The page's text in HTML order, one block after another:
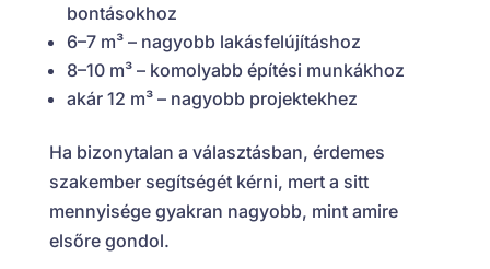
bontásokhoz
6–7 m³ – nagyobb lakásfelújításhoz
8–10 m³ – komolyabb építési munkákhoz
akár 12 m³ – nagyobb projektekhez
Ha bizonytalan a választásban, érdemes
szakember segítségét kérni, mert a sitt
mennyisége gyakran nagyobb, mint amire
elsőre gondol.